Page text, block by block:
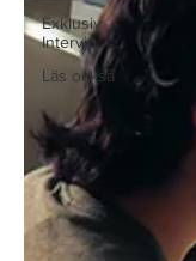
Exklusiv
Intervju
Läs också